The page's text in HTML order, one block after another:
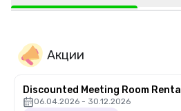
Акции
Discounted Meeting Room Rental
06.04.2026 - 30.12.2026